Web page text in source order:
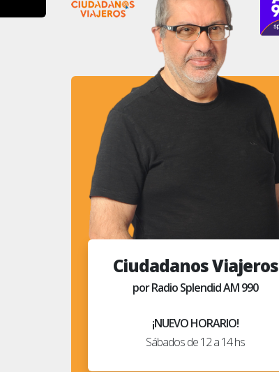
Ciudadanos Viajeros
por Radio Splendid AM 990
¡NUEVO HORARIO!
Sábados de 12 a 14 hs